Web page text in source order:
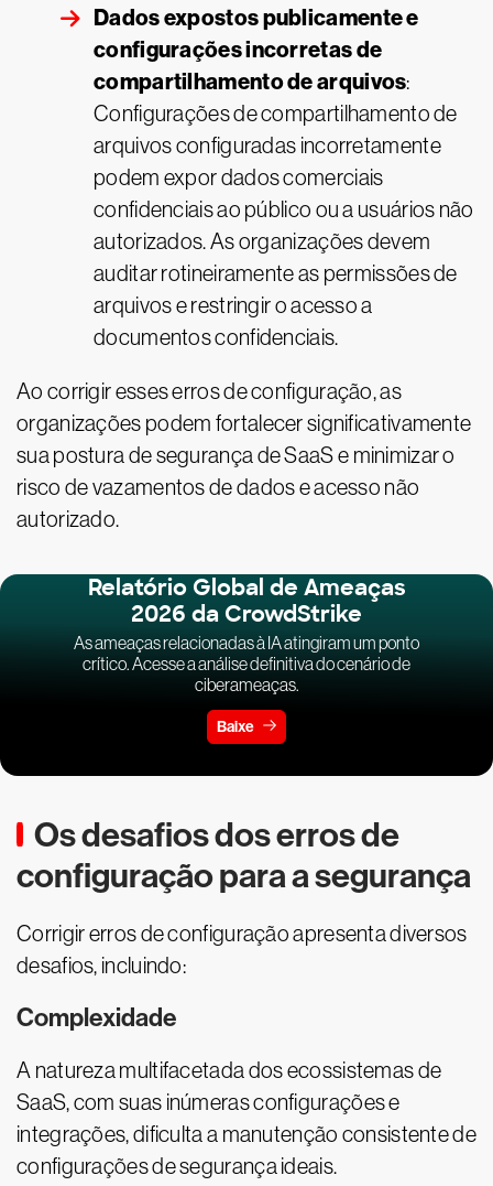
Dados expostos publicamente e
configurações incorretas de
compartilhamento de arquivos:
Configurações de compartilhamento de
arquivos configuradas incorretamente
podem expor dados comerciais
confidenciais ao público ou a usuários não
autorizados. As organizações devem
auditar rotineiramente as permissões de
arquivos e restringir o acesso a
documentos confidenciais.
Ao corrigir esses erros de configuração, as
organizações podem fortalecer significativamente
sua postura de segurança de SaaS e minimizar o
risco de vazamentos de dados e acesso não
autorizado.
Relatório Global de Ameaças
2026 da CrowdStrike
As ameaças relacionadas à IA atingiram um ponto
crítico. Acesse a análise definitiva do cenário de
ciberameaças.
Baixe
Os desafios dos erros de
configuração para a segurança
Corrigir erros de configuração apresenta diversos
desafios, incluindo:
Complexidade
A natureza multifacetada dos ecossistemas de
SaaS, com suas inúmeras configurações e
integrações, dificulta a manutenção consistente de
configurações de segurança ideais.